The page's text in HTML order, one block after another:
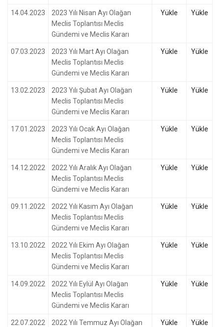
14.04.2023
2023 Yılı Nisan Ayı Olağan
Meclis Toplantısı Meclis
Gündemi ve Meclis Kararı
Yükle Yükle
07.03.2023
2023 Yılı Mart Ayı Olağan
Meclis Toplantısı Meclis
Gündemi ve Meclis Kararı
Yükle Yükle
13.02.2023
2023 Yılı Şubat Ayı Olağan
Meclis Toplantısı Meclis
Gündemi ve Meclis Kararı
Yükle Yükle
17.01.2023
2023 Yılı Ocak Ayı Olağan
Meclis Toplantısı Meclis
Gündemi ve Meclis Kararı
Yükle Yükle
14.12.2022
2022 Yılı Aralık Ayı Olağan
Meclis Toplantısı Meclis
Gündemi ve Meclis Kararı
Yükle Yükle
09.11.2022
2022 Yılı Kasım Ayı Olağan
Meclis Toplantısı Meclis
Gündemi ve Meclis Kararı
Yükle Yükle
13.10.2022
2022 Yılı Ekim Ayı Olağan
Meclis Toplantısı Meclis
Gündemi ve Meclis Kararı
Yükle Yükle
14.09.2022
2022 Yılı Eylül Ayı Olağan
Meclis Toplantısı Meclis
Gündemi ve Meclis Kararı
Yükle Yükle
22.07.2022
2022 Yılı Temmuz Ayı Olağan
Yükle Yükle